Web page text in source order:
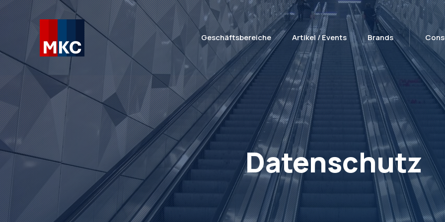
Geschäftsbereiche Artikel / Events Brands
Datenschutz